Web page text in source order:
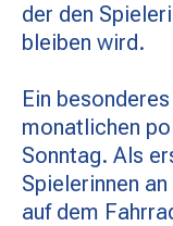
der den
bleiben wird.
Ein
monatlichen
Sonntag. Als
Spielerinnen
auf dem